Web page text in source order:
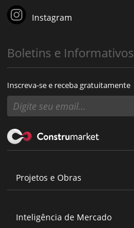
Instagram
Boletins e Informativos
Inscreva-se e receba gratuitamente
Projetos e Obras
Inteligência de Mercado